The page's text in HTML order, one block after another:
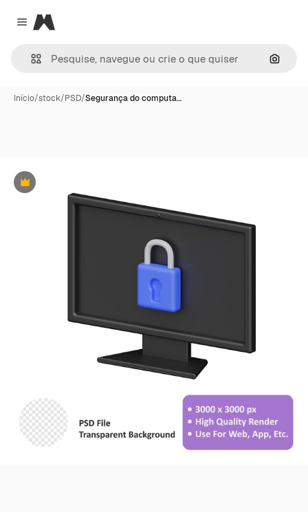
Close menu
Magnific
Início/stock/PSD/Segurança do computa…
Premium